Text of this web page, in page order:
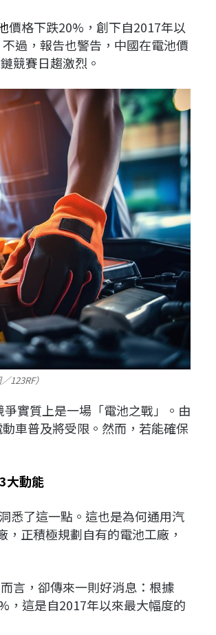
價格下跌20%，創下自2017年以
過，報告也警告，中國在電池價
競賽日趨激烈。
123RF）
實質上是一場「電池之戰」。由
車普及將受限。然而，若能確保
大動能
悉了這一點。這也是為何通用汽
正積極規劃自有的電池工廠，
言，卻傳來一則好消息：根據
，這是自2017年以來最大幅度的